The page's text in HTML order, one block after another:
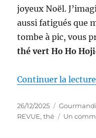
joyeux Noël.
aussi fatigués que
tombe à pic, vous
thé vert Ho Ho
Continuer la lecture
Publié
le
26/12/2025 Catégories
REVUE,thé Un